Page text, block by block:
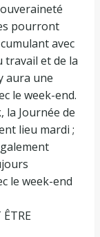
pourront
avec
travail et de la
aura une
le week-end.
la Journée de
lieu mardi ;
le week-end
ÊTRE